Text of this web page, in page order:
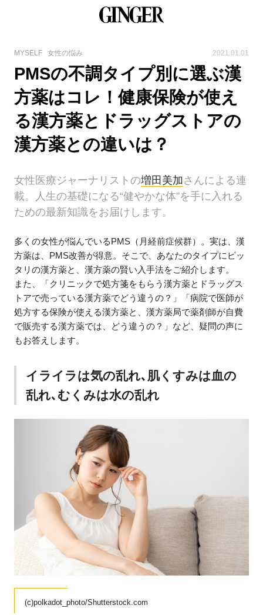
MYSELF 女性の悩み 2021.01.01
PMSの不調タイプ別に選ぶ漢
方薬はコレ！健康保険が使え
る漢方薬とドラッグストアの
漢方薬との違いは？
女性医療ジャーナリストの増田美加さんによる連
載。人生の基礎になる“健やかな体”を手に入れる
ための最新知識をお届けします。
多くの女性が悩んでいるPMS（月経前症候群）。実は、漢
方薬は、PMS改善が得意。そこで、あなたのタイプにピッ
タリの漢方薬と、漢方薬の賢い入手法をご紹介します。
また、「クリニックで処方箋をもらう漢方薬とドラッグス
トアで売っている漢方薬でどう違うの？」「病院で医師が
処方する保険が使える漢方薬と、漢方薬局で薬剤師が自費
で販売する漢方薬では、どう違うの？」など、疑問の声に
もお答えします。
イライラは気の乱れ､肌くすみは血の
乱れ､むくみは水の乱れ
(c)polkadot_photo/Shutterstock.com